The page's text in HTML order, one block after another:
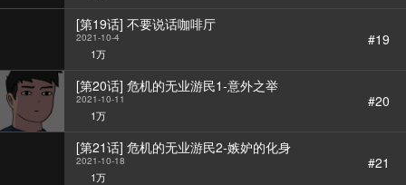
[第19话] 不要说话咖啡厅
2021-10-4
1万
#19
[第20话] 危机的无业游民1-意外之举
2021-10-11
1万
#20
[第21话] 危机的无业游民2-嫉妒的化身
2021-10-18
1万
#21